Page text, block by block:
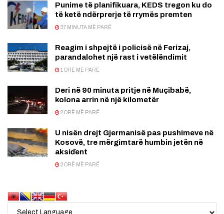
Punime të planifikuara, KEDS tregon ku do
të ketë ndërprerje të rrymës premten
37 MINUTA MË PARË
Reagim i shpejtë i policisë në Ferizaj,
parandalohet një rast i vetëlëndimit
1 ORË MË PARË
Deri në 90 minuta pritje në Muçibabë,
kolona arrin në një kilometër
2 ORË MË PARË
U nisën drejt Gjermanisë pas pushimeve në
Kosovë, tre mërgimtarë humbin jetën në
aksiďent
2 ORË MË PARË